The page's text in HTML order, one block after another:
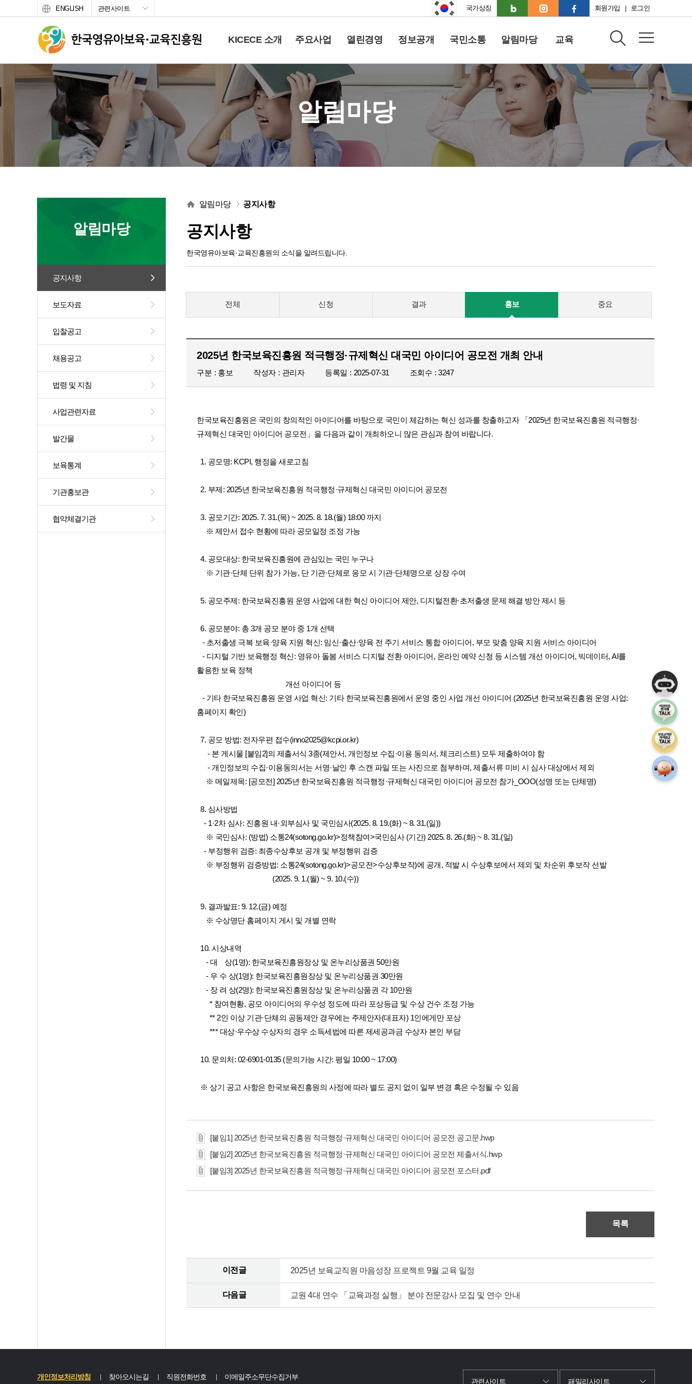
ENGLISH 관련사이트 국가상징 회원가입 로그인
KICECE 소개 주요사업 열린경영 정보공개 국민소통 알림마당 교육
챗봇상담
어린이집 평
보육교직원
상담안내게
알림마당
서브 메뉴
알림마당
공지사항
보도자료
입찰공고
채용공고
법령 및 지침
사업관련자료
발간물
보육통계
기관홍보관
협약체결기관
알림마당 공지사항
공지사항
한국영유아보육·교육진흥원의 소식을 알려드립니다.
전체 신청 결과 홍보 중요
2025년 한국보육진흥원 적극행정·규제혁신 대국민 아이디어 공모전 개최 안내
구분 홍보 작성자 관리자 등록일 2025-07-31 조회수 3247
한국보육진흥원은 국민의 창의적인 아이디어를 바탕으로 국민이 체감하는 혁신 성과를 창출하고자 「2025년 한국보육진흥원 적극행정·
규제혁신 대국민 아이디어 공모전」을 다음과 같이 개최하오니 많은 관심과 참여 바랍니다.
1. 공모명: KCPI, 행정을 새로고침
2. 부제: 2025년 한국보육진흥원 적극행정·규제혁신 대국민 아이디어 공모전
3. 공모기간: 2025. 7. 31.(목) ~ 2025. 8. 18.(월) 18:00 까지
※ 제안서 접수 현황에 따라 공모일정 조정 가능
4. 공모대상: 한국보육진흥원에 관심있는 국민 누구나
※ 기관·단체 단위 참가 가능, 단 기관·단체로 응모 시 기관·단체명으로 상장 수여
5. 공모주제: 한국보육진흥원 운영 사업에 대한 혁신 아이디어 제안, 디지털전환·초저출생 문제 해결 방안 제시 등
6. 공모분야: 총 3개 공모 분야 중 1개 선택
- 초저출생 극복 보육·양육 지원 혁신: 임신·출산·양육 전 주기 서비스 통합 아이디어, 부모 맞춤 양육 지원 서비스 아이디어
- 디지털 기반 보육행정 혁신: 영유아 돌봄 서비스 디지털 전환 아이디어, 온라인 예약 신청 등 시스템 개선 아이디어, 빅데이터, AI를
활용한 보육 정책
개선 아이디어 등
- 기타 한국보육진흥원 운영 사업 혁신: 기타 한국보육진흥원에서 운영 중인 사업 개선 아이디어 (2025년 한국보육진흥원 운영 사업:
홈페이지 확인)
7. 공모 방법: 전자우편 접수(inno2025@kcpi.or.kr)
- 본 게시물 [붙임2]의 제출서식 3종(제안서, 개인정보 수집·이용 동의서, 체크리스트) 모두 제출하여야 함
- 개인정보의 수집·이용동의서는 서명·날인 후 스캔 파일 또는 사진으로 첨부하며, 제출서류 미비 시 심사 대상에서 제외
※ 메일제목: [공모전] 2025년 한국보육진흥원 적극행정·규제혁신 대국민 아이디어 공모전 참가_OOO(성명 또는 단체명)
8. 심사방법
- 1·2차 심사: 진흥원 내·외부심사 및 국민심사(2025. 8. 19.(화) ~ 8. 31.(일))
※ 국민심사: (방법) 소통24(sotong.go.kr)>정책참여>국민심사 (기간) 2025. 8. 26.(화) ~ 8. 31.(일)
- 부정행위 검증: 최종수상후보 공개 및 부정행위 검증
※ 부정행위 검증방법: 소통24(sotong.go.kr)>공모전>수상후보작)에 공개, 적발 시 수상후보에서 제외 및 차순위 후보작 선발
(2025. 9. 1.(월) ~ 9. 10.(수))
9. 결과발표: 9. 12.(금) 예정
※ 수상명단 홈페이지 게시 및 개별 연락
10. 시상내역
- 대    상(1명): 한국보육진흥원장상 및 온누리상품권 50만원
- 우 수 상(1명): 한국보육진흥원장상 및 온누리상품권 30만원
- 장 려 상(2명): 한국보육진흥원장상 및 온누리상품권 각 10만원
* 참여현황, 공모 아이디어의 우수성 정도에 따라 포상등급 및 수상 건수 조정 가능
** 2인 이상 기관·단체의 공동제안 경우에는 주제안자(대표자) 1인에게만 포상
*** 대상·우수상 수상자의 경우 소득세법에 따른 제세공과금 수상자 본인 부담
10. 문의처: 02-6901-0135 (문의가능 시간: 평일 10:00 ~ 17:00)
※ 상기 공고 사항은 한국보육진흥원의 사정에 따라 별도 공지 없이 일부 변경 혹은 수정될 수 있음
[붙임1] 2025년 한국보육진흥원 적극행정·규제혁신 대국민 아이디어 공모전 공고문.hwp
[붙임2] 2025년 한국보육진흥원 적극행정·규제혁신 대국민 아이디어 공모전 제출서식.hwp
[붙임3] 2025년 한국보육진흥원 적극행정·규제혁신 대국민 아이디어 공모전 포스터.pdf
목록
이전글 2025년 보육교직원 마음성장 프로젝트 9월 교육 일정
다음글 교원 4대 연수 「교육과정 실행」 분야 전문강사 모집 및 연수 안내
개인정보처리방침 찾아오시는길 직원전화번호 이메일주소무단수집거부
관련사이트 및 패밀리사이트 바로가기
관련사이트 패밀리사이트